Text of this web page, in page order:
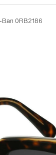
Ban 0RB2186